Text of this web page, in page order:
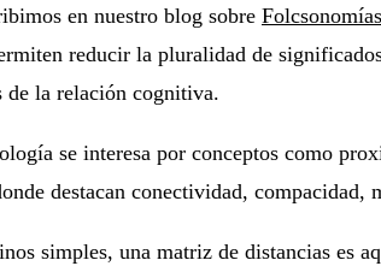
en nuestro blog sobre
reducir la pluralidad de
de la relación cognitiva.
se interesa por conceptos como
destacan conectividad,
simples, una matriz de distancias es